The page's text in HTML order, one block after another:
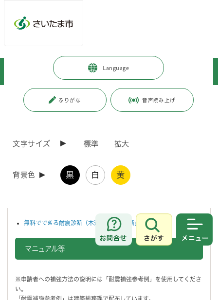
Language
ふりがな 音声読み上げ
文字サイズ 標準 拡大
背景色 黒 白 黄
お問合せ
さがす
事業者向けの情報 > 届出・手続き
> 木造住宅耐震診断員派遣事業（耐震診断員向け）
更新日付：2026年5月1日 / ページ番号：C008412
こちらは、木造住宅耐震診断員派遣事業における耐震診断員用のページ
木造住宅耐震診断員派遣事業の詳細につきましては、下のリンクをご参
照ください。
無料でできる耐震診断（木造住宅耐震診断員派遣事業）
マニュアル等
※申請者への補強方法の説明には「耐震補強参考例」を使用してくださ
い。
「耐震補強参考例」は建築総務課で配布しています。